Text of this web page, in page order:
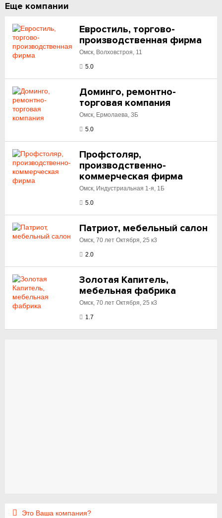
Еще компании
Евростиль, торгово-
производственная фирма
Омск, Волховстроя, 11
5.0
Доминго, ремонтно-
торговая компания
Омск, Ермолаева, 3Б
5.0
Профстоляр,
производственно-
коммерческая фирма
Омск, Индустриальная 1-я, 1Б
5.0
Патриот, мебельный салон
Омск, 70 лет Октября, 25 к3
2.0
Золотая Капитель,
мебельная фабрика
Омск, 70 лет Октября, 25 к3
1.7
Это Ваша компания?